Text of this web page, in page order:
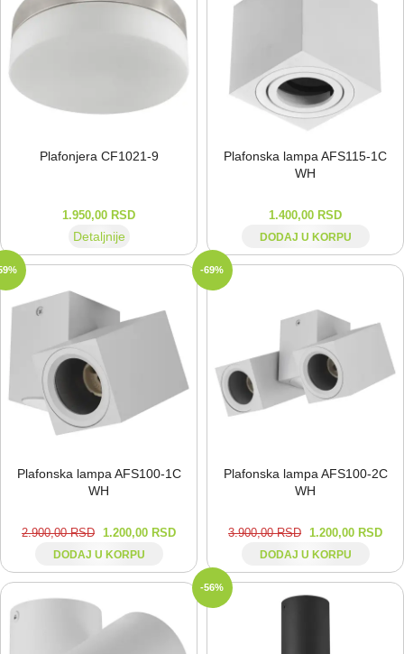
Plafonjera CF1021-⁠9
1.950,00 RSD
Detaljnije
Plafonska lampa AFS115-⁠1C
WH
1.400,00 RSD
DODAJ U KORPU
Plafonska lampa AFS100-⁠1C
WH
2.900,00RSD 1.200,00 RSD
DODAJ U KORPU
-69%
Plafonska lampa AFS100-⁠2C
WH
3.900,00RSD 1.200,00 RSD
DODAJ U KORPU
-56%